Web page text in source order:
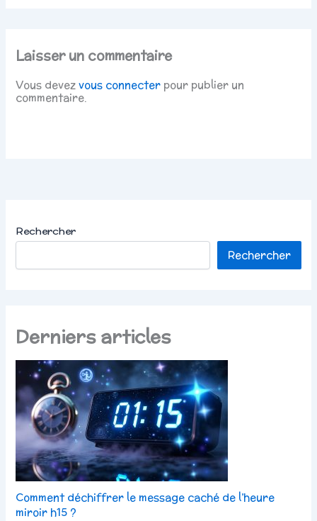
Laisser un commentaire
Vous devezvous connecter pour publier un
commentaire.
Rechercher
Rechercher
Derniers articles
Comment déchiffrer le message caché de l’heure
miroir h15 ?